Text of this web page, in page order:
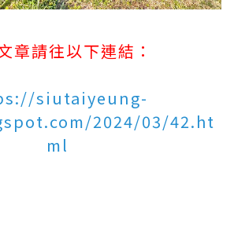
章請往以下連結：
siutaiyeung-
2024/03/42.ht
ml